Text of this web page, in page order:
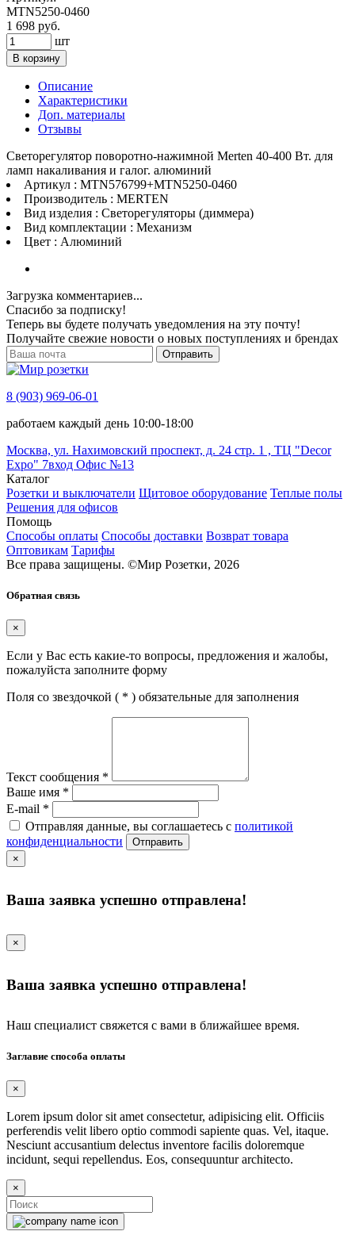
MTN5250-0460
1 698 руб.
шт
В корзину
Описание
Характеристики
Доп. материалы
Отзывы
Светорегулятор поворотно-нажимной Merten 40-400 Вт. для
ламп накаливания и галог. алюминий
Артикул : MTN576799+MTN5250-0460
Производитель : MERTEN
Вид изделия : Светорегуляторы (диммера)
Вид комплектации : Механизм
Цвет : Алюминий
Загрузка комментариев...
Спасибо за подписку!
Теперь вы будете получать уведомления на эту почту!
Получайте свежие новости о новых поступлениях и брендах
Отправить
8 (903) 969-06-01
работаем каждый день 10:00-18:00
Москва, ул. Нахимовский проспект, д. 24 стр. 1 , ТЦ "Decor
Expo" 7вход Офис №13
Каталог
Розетки и выключатели Щитовое оборудование Теплые полы
Решения для офисов
Помощь
Способы оплаты Способы доставки Возврат товара
Оптовикам Тарифы
Все права защищены. ©Мир Розетки, 2026
Обратная связь
×
Если у Вас есть какие-то вопросы, предложения и жалобы,
пожалуйста заполните форму
Поля со звездочкой ( * ) обязательные для заполнения
Текст сообщения *
Ваше имя *
E-mail *
Отправляя данные, вы соглашаетесь с политикой
конфиденциальности
Отправить
×
Ваша заявка успешно отправлена!
×
Ваша заявка успешно отправлена!
Наш специалист свяжется с вами в ближайшее время.
Заглавие способа оплаты
×
Lorem ipsum dolor sit amet consectetur, adipisicing elit. Officiis
perferendis velit libero optio commodi sapiente quas. Vel, itaque.
Nesciunt accusantium delectus inventore facilis doloremque
incidunt, sequi repellendus. Eos, consequuntur architecto.
×